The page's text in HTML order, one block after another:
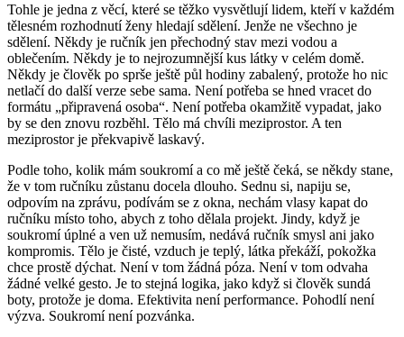
Tohle je jedna z věcí, které se těžko vysvětlují lidem, kteří v každém
tělesném rozhodnutí ženy hledají sdělení. Jenže ne všechno je
sdělení. Někdy je ručník jen přechodný stav mezi vodou a
oblečením. Někdy je to nejrozumnější kus látky v celém domě.
Někdy je člověk po sprše ještě půl hodiny zabalený, protože ho nic
netlačí do další verze sebe sama. Není potřeba se hned vracet do
formátu „připravená osoba“. Není potřeba okamžitě vypadat, jako
by se den znovu rozběhl. Tělo má chvíli meziprostor. A ten
meziprostor je překvapivě laskavý.
Podle toho, kolik mám soukromí a co mě ještě čeká, se někdy stane,
že v tom ručníku zůstanu docela dlouho. Sednu si, napiju se,
odpovím na zprávu, podívám se z okna, nechám vlasy kapat do
ručníku místo toho, abych z toho dělala projekt. Jindy, když je
soukromí úplné a ven už nemusím, nedává ručník smysl ani jako
kompromis. Tělo je čisté, vzduch je teplý, látka překáží, pokožka
chce prostě dýchat. Není v tom žádná póza. Není v tom odvaha
žádné velké gesto. Je to stejná logika, jako když si člověk sundá
boty, protože je doma. Efektivita není performance. Pohodlí není
výzva. Soukromí není pozvánka.